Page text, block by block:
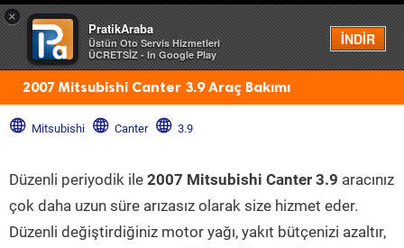
×
PratikAraba
Üstün Oto Servis Hizmetleri
ÜCRETSİZ - In Google Play
İNDİR
Menü
2007 Mitsubishi Canter 3.9 Araç Bakımı
Mitsubishi Canter 3.9
Düzenli periyodik ile 2007 Mitsubishi Canter 3.9 aracınız
çok daha uzun süre arızasız olarak size hizmet eder.
Düzenli değiştirdiğiniz motor yağı, yakıt bütçenizi azaltır,